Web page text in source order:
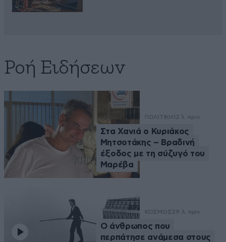
Ροή Ειδήσεων
ΠΟΛΙΤΙΚΗ 12 λ. πριν
Στα Χανιά ο Κυριάκος
Μητσοτάκης – Βραδινή
έξοδος με τη σύζυγό του
Μαρέβα
ΚΟΣΜΟΣ29 λ. πριν
Ο άνθρωπος που
περπάτησε ανάμεσα στους